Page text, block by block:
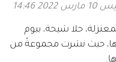
2022 14:46
حلا شيحة، بيوم
حيث نشرت مجموعةً من